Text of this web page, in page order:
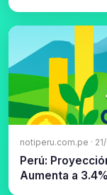
notiperu.com.pe ·
Perú:
Aumenta a